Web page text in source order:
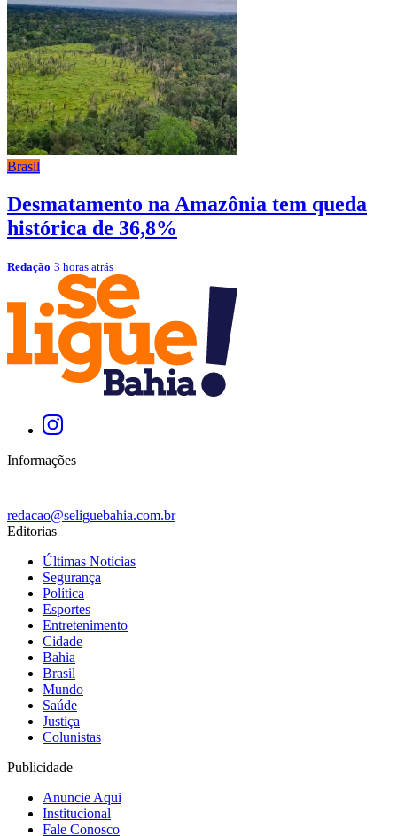
Brasil
Desmatamento na Amazônia tem queda
histórica de 36,8%
Redação 3 horas atrás
Informações
redacao@seliguebahia.com.br
Editorias
Últimas Notícias
Segurança
Política
Esportes
Entretenimento
Cidade
Bahia
Brasil
Mundo
Saúde
Justiça
Colunistas
Publicidade
Anuncie Aqui
Institucional
Fale Conosco